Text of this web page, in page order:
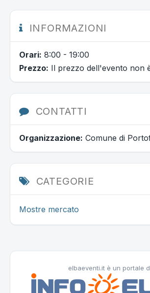
INFORMAZIONI
Orari: 8:00 - 19:00
Prezzo: Il prezzo dell'evento non
CONTATTI
Organizzazione: Comune di
CATEGORIE
Mostre mercato
elbaeventi.it è un portale